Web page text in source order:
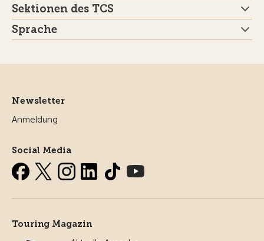
Sektionen des TCS
Sprache
Newsletter
Anmeldung
Social Media
Touring Magazin